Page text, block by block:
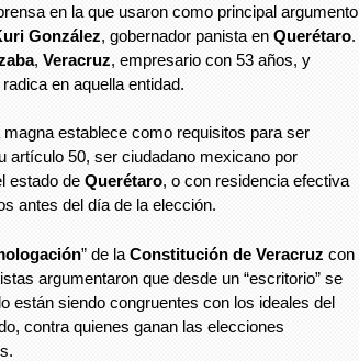
en la que usaron como principal argumento
González, gobernador panista en Querétaro.
, Veracruz, empresario con 53 años, y
en aquella entidad.
establece como requisitos para ser
artículo 50, ser ciudadano mexicano por
estado de Querétaro, o con residencia efectiva
antes del día de la elección.
” de la Constitución de Veracruz con
argumentaron que desde un “escritorio” se
están siendo congruentes con los ideales del
contra quienes ganan las elecciones